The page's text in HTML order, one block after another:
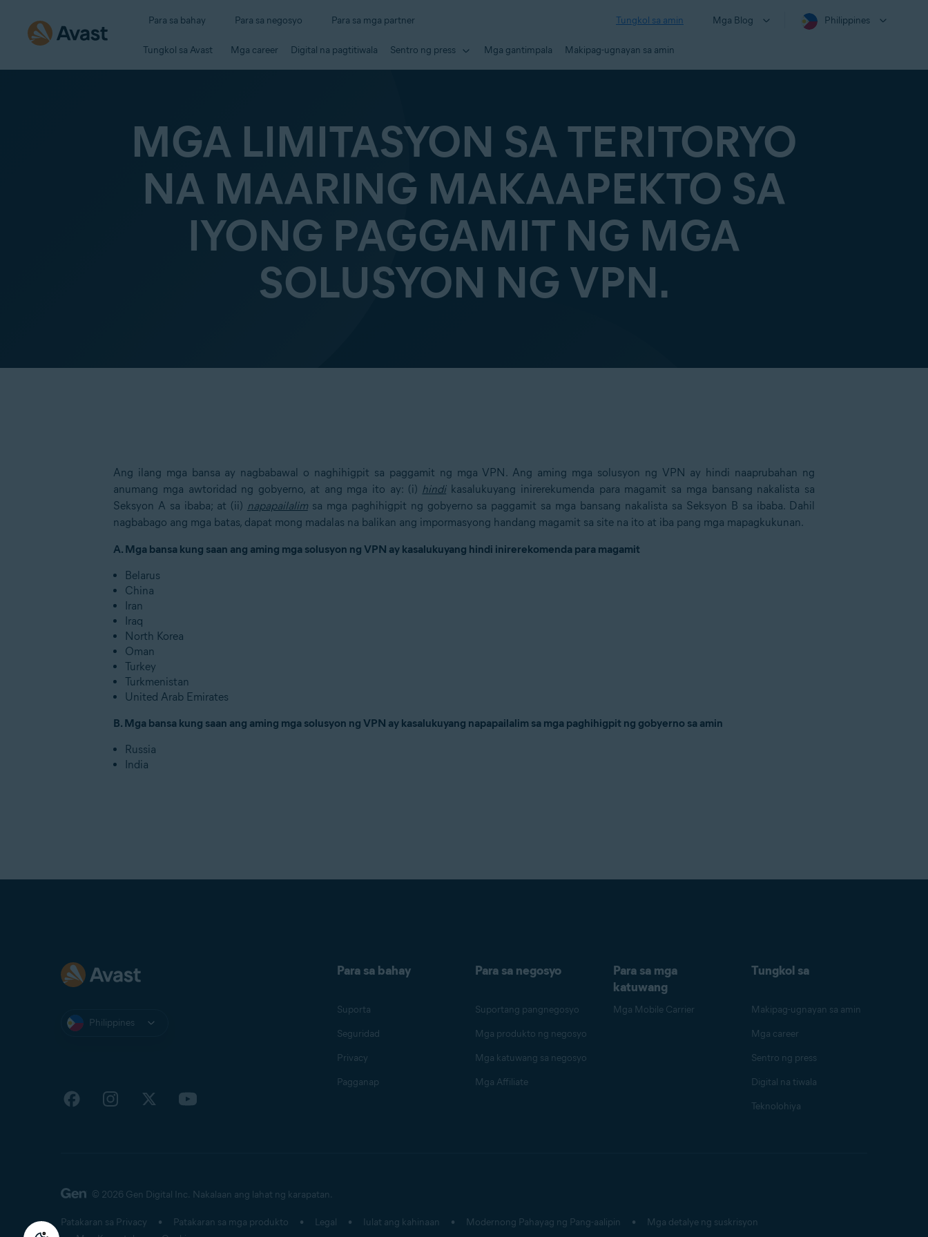
Para sa bahay Para sa negosyo Para sa mga partner Tungkol sa amin Mga Blog Philippines
Tungkol sa Avast Mga career Digital na pagtitiwala Sentro ng press Mga gantimpala Makipag-ugnayan sa amin
MGA LIMITASYON SA TERITORYO
NA MAARING MAKAAPEKTO SA
IYONG PAGGAMIT NG MGA
SOLUSYON NG VPN.
Ang ilang mga bansa ay nagbabawal o naghihigpit sa paggamit ng mga VPN. Ang aming mga solusyon ng VPN ay hindi naaprubahan ng
anumang mga awtoridad ng gobyerno, at ang mga ito ay: (i) hindikasalukuyang inirerekumenda para magamit sa mga bansang nakalista sa
Seksyon A sa ibaba; at (ii) napapailalimsa mga paghihigpit ng gobyerno sa paggamit sa mga bansang nakalista sa Seksyon B sa ibaba. Dahil
nagbabago ang mga batas, dapat mong madalas na balikan ang impormasyong handang magamit sa site na ito at iba pang mga mapagkukunan.
A. Mga bansa kung saan ang aming mga solusyon ng VPN ay kasalukuyang hindi inirerekomenda para magamit
Belarus
China
Iran
Iraq
North Korea
Oman
Turkey
Turkmenistan
United Arab Emirates
B. Mga bansa kung saan ang aming mga solusyon ng VPN ay kasalukuyang napapailalim sa mga paghihigpit ng gobyerno sa amin
Russia
India
Philippines
Para sa bahay
Suporta
Seguridad
Privacy
Pagganap
Para sa negosyo
Suportang pangnegosyo
Mga produkto ng negosyo
Mga katuwang sa negosyo
Mga Affiliate
Para sa mga
katuwang
Mga Mobile Carrier
Tungkol sa
Makipag-ugnayan sa amin
Mga career
Sentro ng press
Digital na tiwala
Teknolohiya
© 2026 Gen Digital Inc. Nakalaan ang lahat ng karapatan.
Patakaran sa Privacy Patakaran sa mga produkto Legal Iulat ang kahinaan Modernong Pahayag ng Pang-aalipin
Mga detalye ng suskrisyon